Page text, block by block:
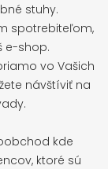
stuhy.
spotrebiteľom,
e-shop.
vo Vašich
návštíviť na
kde
ktoré sú